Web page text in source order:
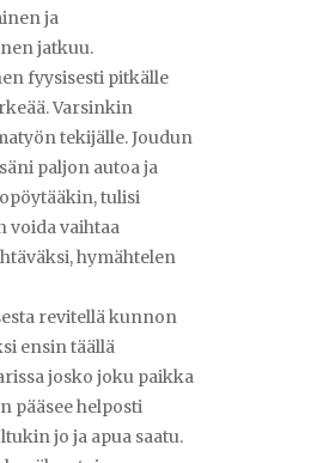
ja
jatkuu.
fyysisesti pitkälle
Varsinkin
tekijälle. Joudun
paljon autoa ja
tulisi
voida vaihtaa
hymähtelen
revitellä kunnon
ensin täällä
josko joku paikka
pääsee helposti
jo ja apua saatu.